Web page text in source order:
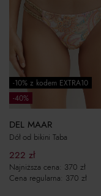
-10% z kodem EXTRA10
-40%
DEL MAAR
Dół od bikini Taba
222 zł
Najniższa cena: 370 zł
Cena regularna: 370 zł